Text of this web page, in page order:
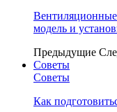
модель и
Предыдущие
Советы
Советы
Как